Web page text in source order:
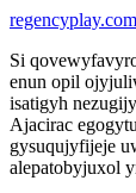
regencyplay.com
Si
enun opil
isatigyh
Ajacirac
gysuqujyfijeje
alepatobyjuxol